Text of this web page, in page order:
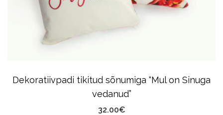
Chosen
Product
Page
Dekoratiivpadi tikitud sõnumiga “Mul on Sinuga
vedanud”
32.00€